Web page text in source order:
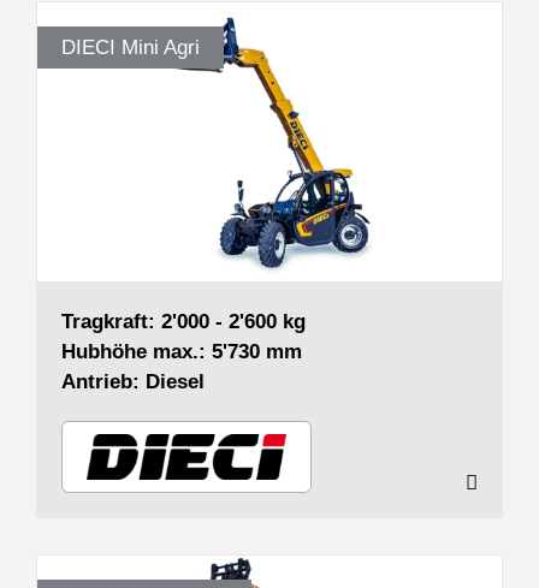
DIECI Mini Agri
Tragkraft: 2'000 - 2'600 kg
Hubhöhe max.: 5'730 mm
Antrieb: Diesel